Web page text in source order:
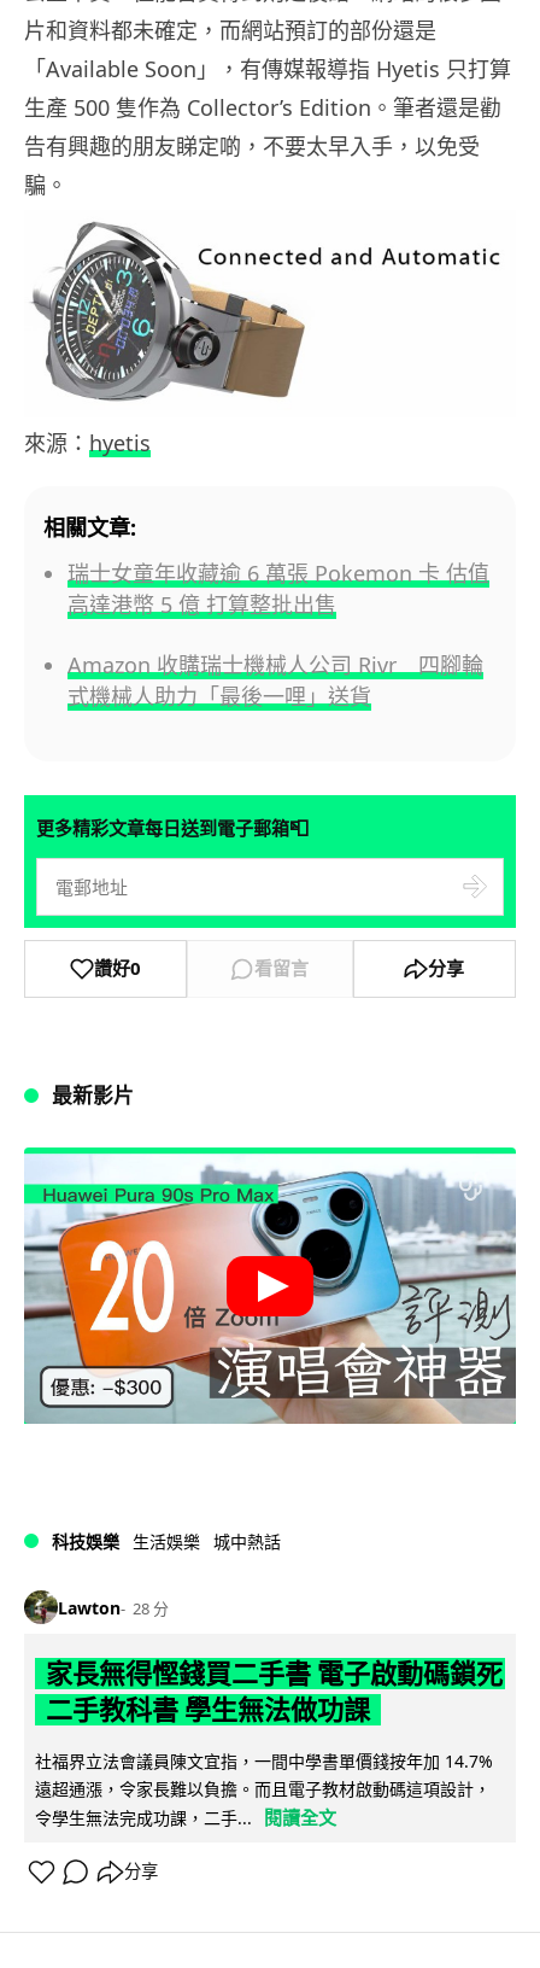
片和資料都未確定，而網站預訂的部份還是
「Available Soon」，有傳媒報導指 Hyetis 只打算
生產 500 隻作為 Collector’s Edition。筆者還是勸
告有興趣的朋友睇定啲，不要太早入手，以免受
騙。
來源： hyetis
相關文章:
瑞士女童年收藏逾 6 萬張 Pokemon 卡 估值
高達港幣 5 億 打算整批出售
Amazon 收購瑞士機械人公司 Rivr 四腳輪
式機械人助力「最後一哩」送貨
更多精彩文章每日送到電子郵箱📮
讚好0 看留言 分享
最新影片
科技娛樂 生活娛樂 城中熱話
Lawton 28 分
家長無得慳錢買二手書 電子啟動碼鎖死
二手教科書 學生無法做功課
社福界立法會議員陳文宜指，一間中學書單價錢按年加 14.7%
遠超通漲，令家長難以負擔。而且電子教材啟動碼這項設計，
令學生無法完成功課，二手...
閱讀全文
分享